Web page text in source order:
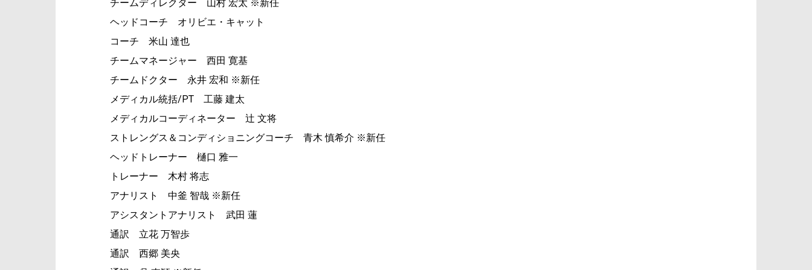
チームディレクター 山村 宏太 ※新任
ヘッドコーチ オリビエ・キャット
コーチ 米山 達也
チームマネージャー 西田 寛基
チームドクター 永井 宏和 ※新任
メディカル統括/PT 工藤 建太
メディカルコーディネーター 辻 文将
ストレングス＆コンディショニングコーチ 青木 慎希介 ※新任
ヘッドトレーナー 樋口 雅一
トレーナー 木村 将志
アナリスト 中釜 智哉 ※新任
アシスタントアナリスト 武田 蓮
通訳 立花 万智歩
通訳 西郷 美央